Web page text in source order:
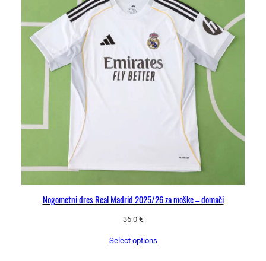
Nogometni dres Real Madrid 2025/26 za moške – domači
36.0 €
Select options